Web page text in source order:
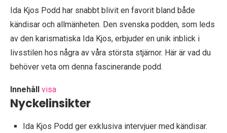
Ida Kjos Podd har snabbt blivit en favorit bland både
kändisar och allmänheten. Den svenska podden, som leds
av den karismatiska Ida Kjos, erbjuder en unik inblick i
livsstilen hos några av våra största stjärnor. Här är vad du
behöver veta om denna fascinerande podd.
Innehåll visa
Nyckelinsikter
Ida Kjos Podd ger exklusiva intervjuer med kändisar.